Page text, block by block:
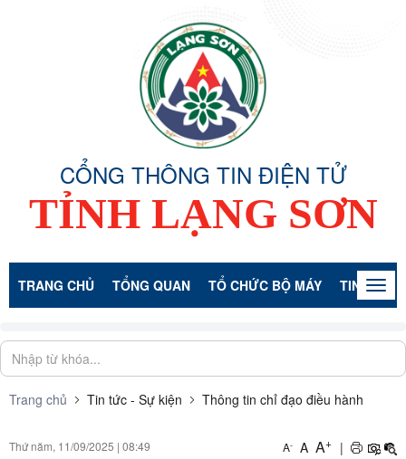
CỔNG THÔNG TIN ĐIỆN TỬ
TỈNH LẠNG SƠN
TRANG CHỦ TỔNG QUAN TỔ CHỨC BỘ MÁY TIN TỨC -
Trang chủ Tin tức - Sự kiện Thông tin chỉ đạo điều hành
Thứ năm, 11/09/2025 | 08:49 A- A A+ |